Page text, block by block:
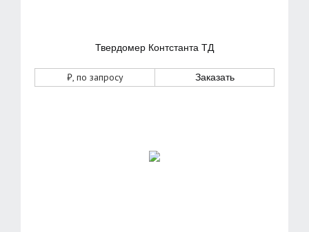
Твердомер Контстанта ТД
₽, по запросу Заказать